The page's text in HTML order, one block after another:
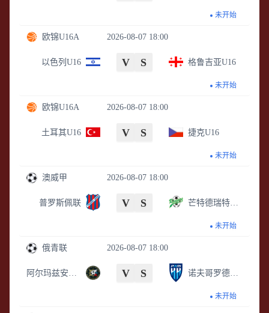
未开始
2026-08-07 18:00
欧锦U16A
以色列U16 V S 格鲁吉亚U16
未开始
2026-08-07 18:00
欧锦U16A
土耳其U16 V S 捷克U16
未开始
2026-08-07 18:00
澳威甲
普罗斯佩联 V S
未开始
2026-08-07 18:00
俄青联
V S
未开始